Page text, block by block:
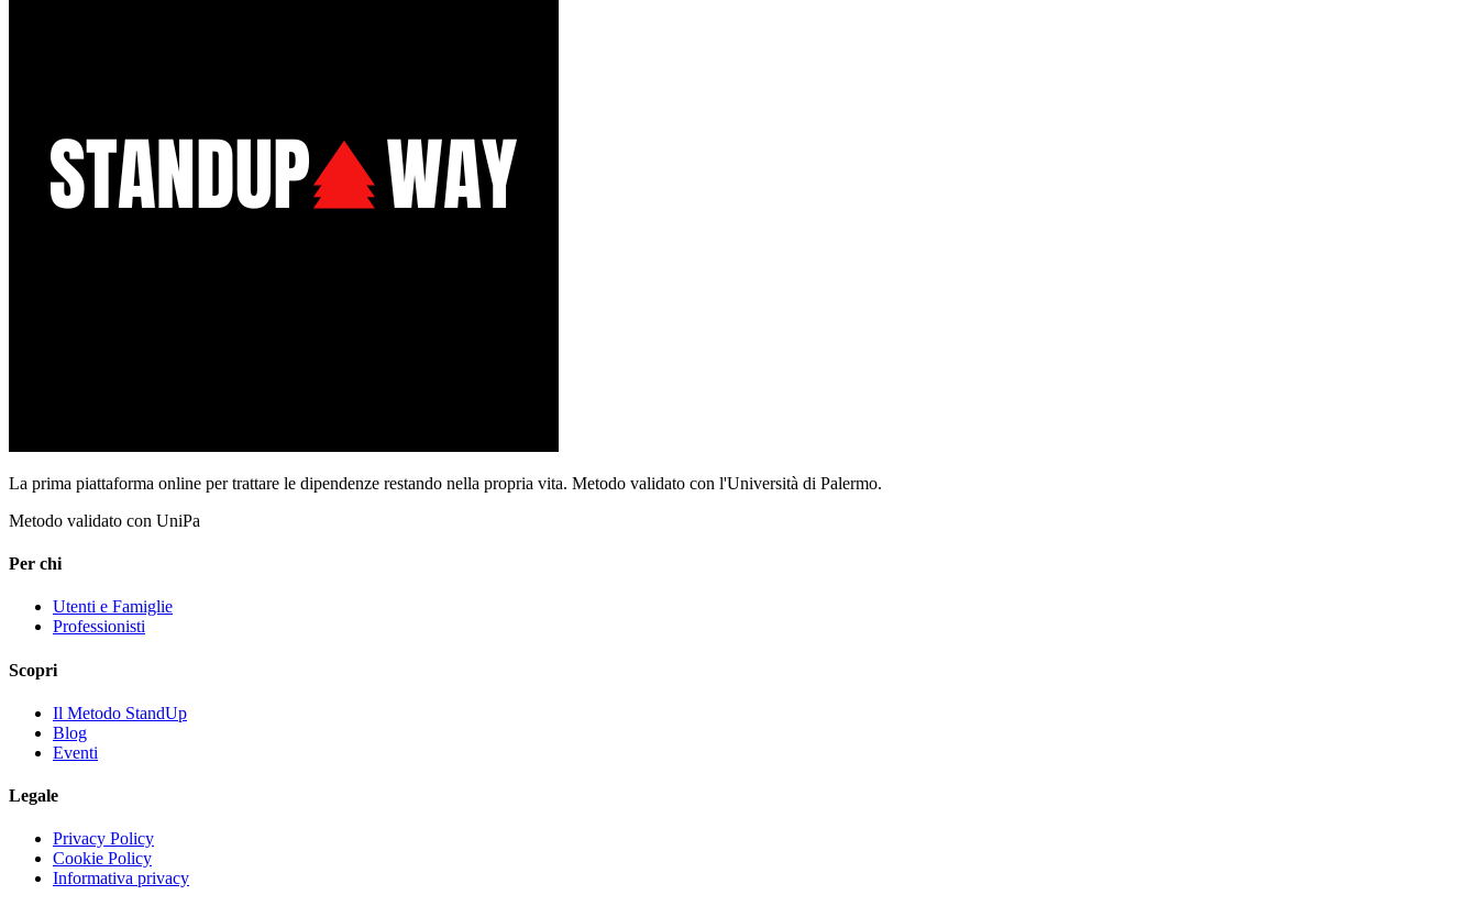
La prima piattaforma online per trattare le dipendenze restando nella propria vita. Metodo validato con l'Università di Palermo.
Metodo validato con UniPa
Per chi
Utenti e Famiglie
Professionisti
Scopri
Il Metodo StandUp
Blog
Eventi
Legale
Privacy Policy
Cookie Policy
Informativa privacy